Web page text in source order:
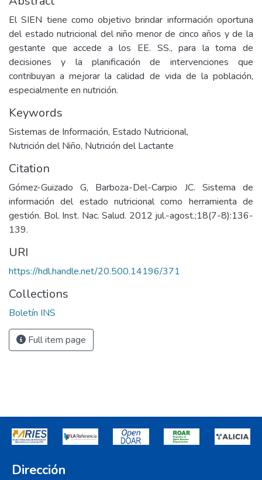
El SIEN tiene como objetivo brindar información oportuna
del estado nutricional del niño menor de cinco años y de la
gestante que accede a los EE. SS., para la toma de
decisiones y la planificación de intervenciones que
contribuyan a mejorar la calidad de vida de la población,
especialmente en nutrición.
Keywords
Sistemas de Información, Estado Nutricional,
Nutrición del Niño, Nutrición del Lactante
Citation
Gómez-Guizado G, Barboza-Del-Carpio JC. Sistema de
información del estado nutricional como herramienta de
gestión. Bol. Inst. Nac. Salud. 2012 jul.-agost.;18(7-8):136-
139.
URI
https://hdl.handle.net/20.500.14196/371
Collections
Boletín INS
Full item page
Dirección